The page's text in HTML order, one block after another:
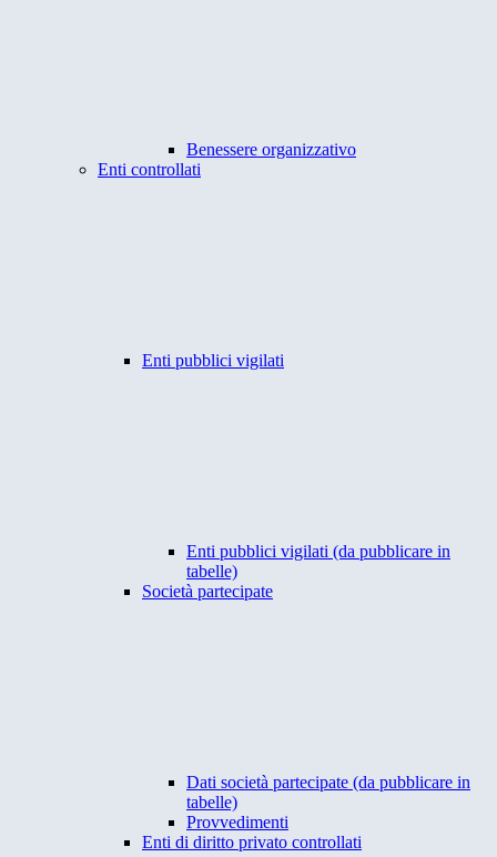
Benessere organizzativo
Enti controllati
Enti pubblici vigilati
Enti pubblici vigilati (da pubblicare in
tabelle)
Società partecipate
Dati società partecipate (da pubblicare in
tabelle)
Provvedimenti
Enti di diritto privato controllati